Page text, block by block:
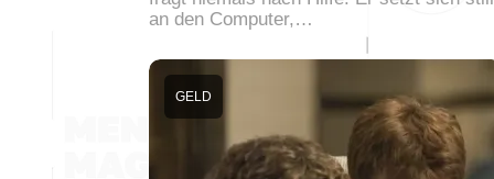
an den Computer,…
GELD